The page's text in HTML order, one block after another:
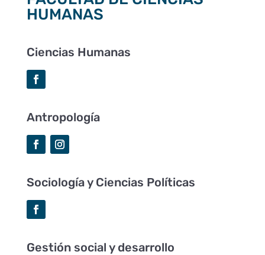
HUMANAS
Ciencias Humanas
Antropología
Sociología y Ciencias Políticas
Gestión social y desarrollo